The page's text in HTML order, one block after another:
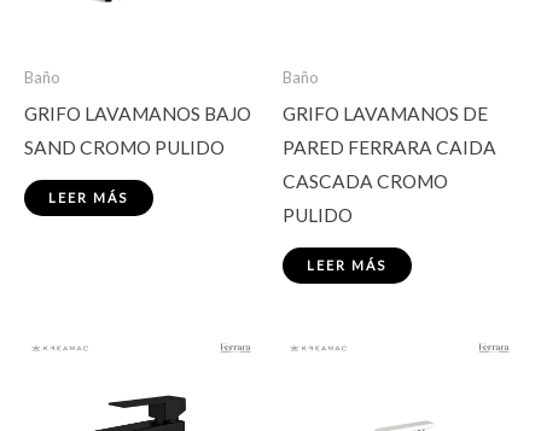
Baño
GRIFO LAVAMANOS BAJO
SAND CROMO PULIDO
LEER MÁS
Baño
GRIFO LAVAMANOS DE
PARED FERRARA CAIDA
CASCADA CROMO
PULIDO
LEER MÁS